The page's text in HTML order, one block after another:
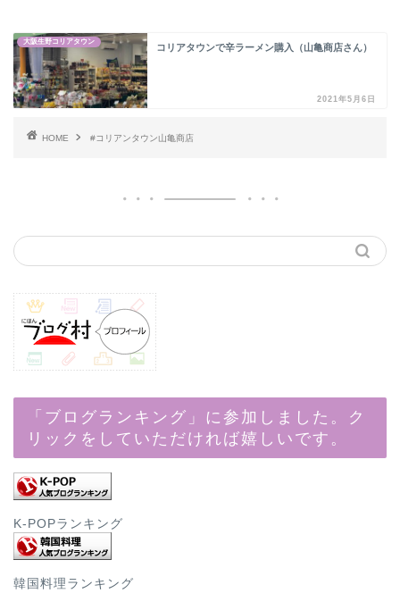
大阪生野コリアタウン
コリアタウンで辛ラーメン購入（山亀商店さん）
2021年5月6日
HOME #コリアンタウン山亀商店
「ブログランキング」に参加しました。ク
リックをしていただければ嬉しいです。
K-POPランキング
韓国料理ランキング